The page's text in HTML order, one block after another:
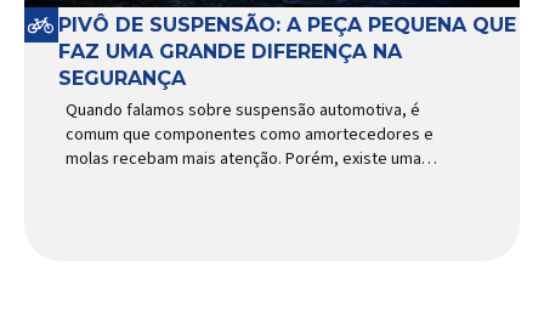
PIVÔ DE SUSPENSÃO: A PEÇA PEQUENA QUE
FAZ UMA GRANDE DIFERENÇA NA
SEGURANÇA
Quando falamos sobre suspensão automotiva, é
comum que componentes como amortecedores e
molas recebam mais atenção. Porém, existe uma